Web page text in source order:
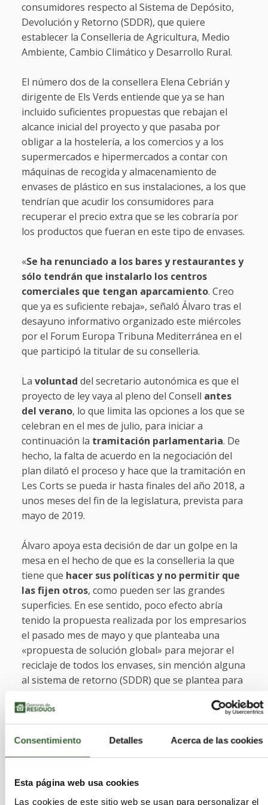
Consentimiento Detalles Acerca de las cookies
Esta página web usa cookies
Las cookies de este sitio web se usan para personalizar el
consumidores respecto al Sistema de Depósito,
Devolución y Retorno (SDDR), que quiere
establecer la Conselleria de Agricultura, Medio
Ambiente, Cambio Climático y Desarrollo Rural.
El número dos de la consellera Elena Cebrián y
dirigente de Els Verds entiende que ya se han
incluido suficientes propuestas que rebajan el
alcance inicial del proyecto y que pasaba por
obligar a la hostelería, a los comercios y a los
supermercados e hipermercados a contar con
máquinas de recogida y almacenamiento de
envases de plástico en sus instalaciones, a los que
tendrían que acudir los consumidores para
recuperar el precio extra que se les cobraría por
los productos que fueran en este tipo de envases.
«Se ha renunciado a los bares y restaurantes y
sólo tendrán que instalarlo los centros
comerciales que tengan aparcamiento. Creo
que ya es suficiente rebaja», señaló Álvaro tras el
desayuno informativo organizado este miércoles
por el Forum Europa Tribuna Mediterránea en el
que participó la titular de su conselleria.
La voluntad del secretario autonómica es que el
proyecto de ley vaya al pleno del Consell antes
del verano, lo que limita las opciones a los que se
celebran en el mes de julio, para iniciar a
continuación la tramitación parlamentaria. De
hecho, la falta de acuerdo en la negociación del
plan dilató el proceso y hace que la tramitación en
Les Corts se pueda ir hasta finales del año 2018, a
unos meses del fin de la legislatura, prevista para
mayo de 2019.
Álvaro apoya esta decisión de dar un golpe en la
mesa en el hecho de que es la conselleria la que
tiene que hacer sus políticas y no permitir que
las fijen otros, como pueden ser las grandes
superficies. En ese sentido, poco efecto abría
tenido la propuesta realizada por los empresarios
el pasado mes de mayo y que planteaba una
«propuesta de solución global» para mejorar el
reciclaje de todos los envases, sin mención alguna
al sistema de retorno (SDDR) que se plantea para
amarillo.
Tanto la conselleria como los empresarios dieron
entonces por consensuado el diagnóstico de que
concretaron cómo hacerlo ni cuándo llegaría la
respuesta del Consell sobre la batería de medidas